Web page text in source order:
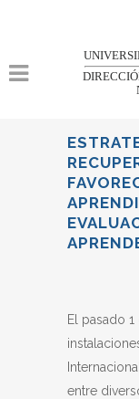
El pasado
entre